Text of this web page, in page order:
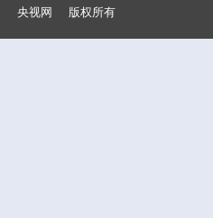
央视网 版权所有